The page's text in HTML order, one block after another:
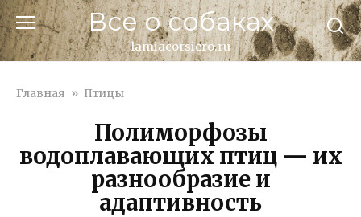
Перейти
к
контенту
Все о собаках
lamiacorsiero.ru
Главная » Птицы
Полиморфозы
водоплавающих птиц — их
разнообразие и
адаптивность